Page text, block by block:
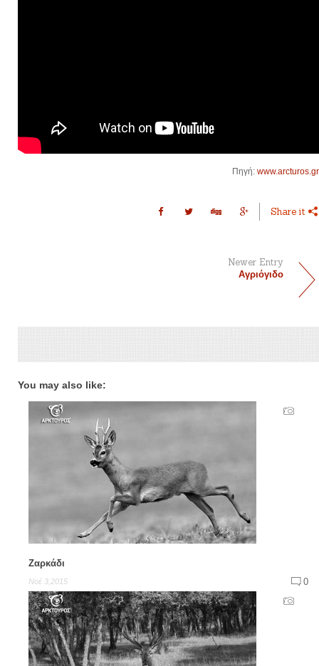
Πηγή: www.arcturos.gr
Share it
Newer Entry
Αγριόγιδο
You may also like:
Ζαρκάδι
Νοέ 3,2015 0